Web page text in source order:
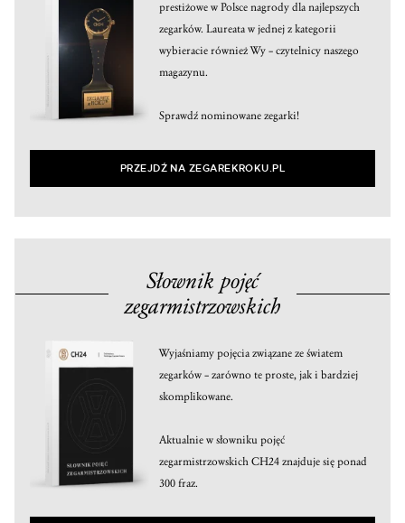
prestiżowe w Polsce nagrody dla najlepszych
zegarków. Laureata w jednej z kategorii
wybieracie również Wy – czytelnicy naszego
magazynu.
Sprawdź nominowane zegarki!
PRZEJDŹ NA ZEGAREKROKU.PL
Słownik pojęć
zegarmistrzowskich
Wyjaśniamy pojęcia związane ze światem
zegarków – zarówno te proste, jak i bardziej
skomplikowane.
Aktualnie w słowniku pojęć
zegarmistrzowskich CH24 znajduje się ponad
300 fraz.